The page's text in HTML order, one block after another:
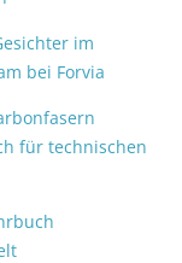
im
bei Forvia
für technischen